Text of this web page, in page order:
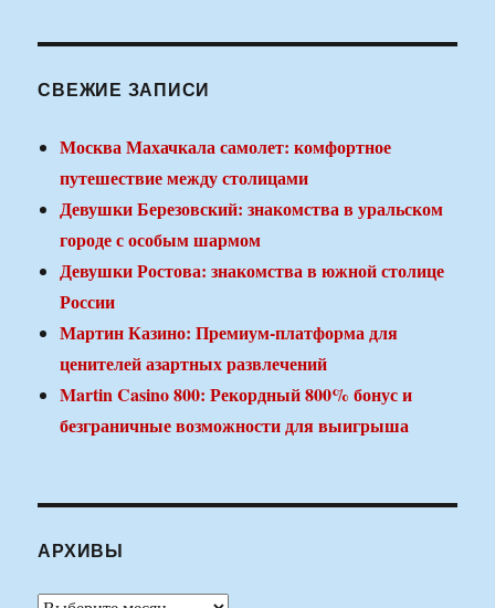
СВЕЖИЕ ЗАПИСИ
Москва Махачкала самолет: комфортное
путешествие между столицами
Девушки Березовский: знакомства в уральском
городе с особым шармом
Девушки Ростова: знакомства в южной столице
России
Мартин Казино: Премиум-платформа для
ценителей азартных развлечений
Martin Casino 800: Рекордный 800% бонус и
безграничные возможности для выигрыша
АРХИВЫ